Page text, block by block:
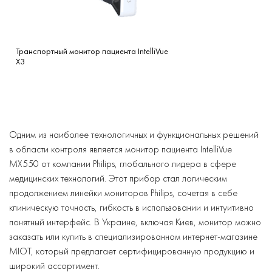
Можно просматривать на экране ЭКГ по 12
предварительно просмотреть и записать
зарегистрированные данные ЭКГ и отправить их на
Можно напечатать протокол анализа ЭКГ по 12
отводам, содержащий и загруженные результаты
анализа и карту ST. Функцию 12-Lead Export и 12-Lead
Lock/Unlock на информационном центре можно
запустить дистанционным способом с монитора.
Для измерения параметров дыхания монитор
использует измерение торакального импеданса
между парой электродов ЭКГ, наложенных на грудь
Транспортный монитор пациента IntelliVue
Х3
Одним из наиболее технологичных и функциональных решений
в области контроля является монитор пациента IntelliVue
MX550 от компании Philips, глобального лидера в сфере
медицинских технологий. Этот прибор стал логическим
продолжением линейки мониторов Philips, сочетая в себе
клиническую точность, гибкость в использовании и интуитивно
понятный интерфейс. В Украине, включая Киев, монитор можно
заказать или купить в специализированном интернет-магазине
MIOT, который предлагает сертифицированную продукцию и
широкий ассортимент.